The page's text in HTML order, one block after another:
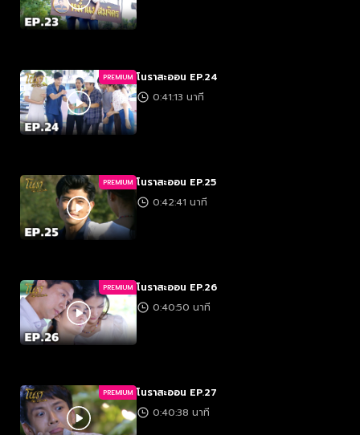
PREMIUM โนราสะออน EP.24
0:41:13 นาที
PREMIUM โนราสะออน EP.25
0:42:41 นาที
PREMIUM โนราสะออน EP.26
0:40:50 นาที
PREMIUM โนราสะออน EP.27
0:40:38 นาที